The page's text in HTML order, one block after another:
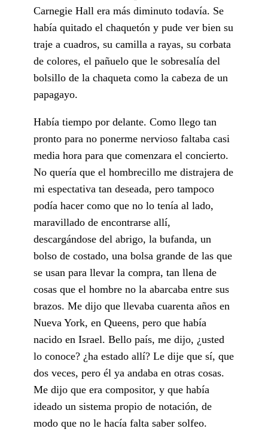
Carnegie Hall era más diminuto todavía. Se
había quitado el chaquetón y pude ver bien su
traje a cuadros, su camilla a rayas, su corbata
de colores, el pañuelo que le sobresalía del
bolsillo de la chaqueta como la cabeza de un
papagayo.
Había tiempo por delante. Como llego tan
pronto para no ponerme nervioso faltaba casi
media hora para que comenzara el concierto.
No quería que el hombrecillo me distrajera de
mi espectativa tan deseada, pero tampoco
podía hacer como que no lo tenía al lado,
maravillado de encontrarse allí,
descargándose del abrigo, la bufanda, un
bolso de costado, una bolsa grande de las que
se usan para llevar la compra, tan llena de
cosas que el hombre no la abarcaba entre sus
brazos. Me dijo que llevaba cuarenta años en
Nueva York, en Queens, pero que había
nacido en Israel. Bello país, me dijo, ¿usted
lo conoce? ¿ha estado allí? Le dije que sí, que
dos veces, pero él ya andaba en otras cosas.
Me dijo que era compositor, y que había
ideado un sistema propio de notación, de
modo que no le hacía falta saber solfeo.